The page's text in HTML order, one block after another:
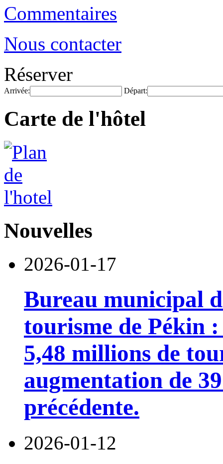
Commentaires
Nous contacter
Réserver
Arrivée: Départ:
Carte de l'hôtel
Nouvelles
2026-01-17
Bureau municipal
tourisme de Pékin
5,48 millions de
augmentation de
précédente.
2026-01-12